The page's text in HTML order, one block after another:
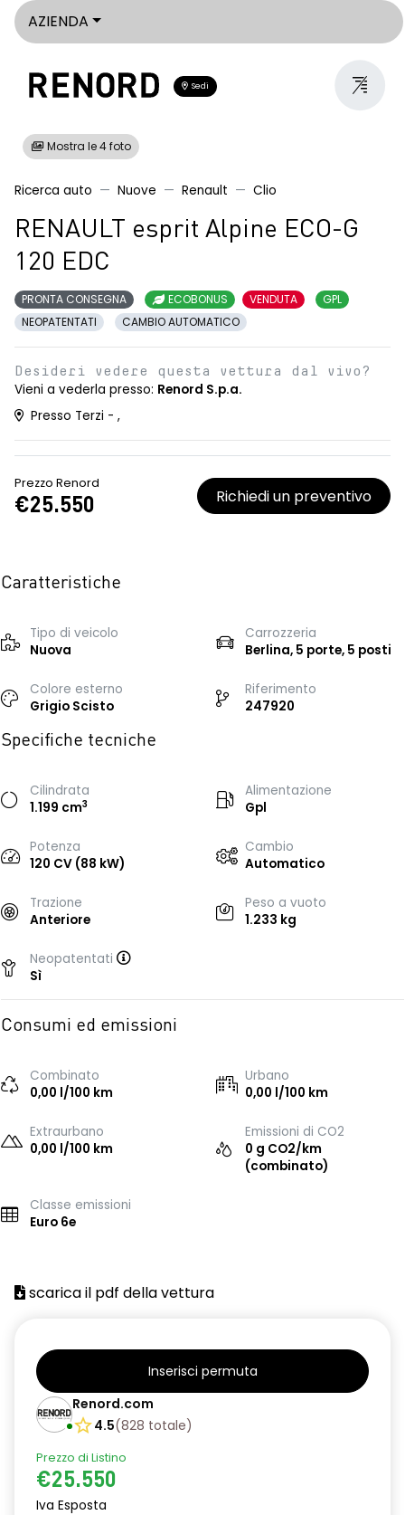
AZIENDA
Sedi
Mostra le 4 foto
Ricerca auto Nuove Renault Clio
RENAULT esprit Alpine ECO-G
120 EDC
PRONTA CONSEGNA ECOBONUS VENDUTA
GPL
NEOPATENTATI
CAMBIO AUTOMATICO
Desideri vedere questa vettura dal vivo?
Vieni a vederla presso: Renord S.p.a.
Presso Terzi - ,
Prezzo Renord
€25.550 Richiedi un preventivo
Caratteristiche
Tipo di veicolo
Nuova
Carrozzeria
Berlina, 5 porte, 5 posti
Colore esterno
Grigio Scisto
Riferimento
247920
Specifiche tecniche
Cilindrata
1.199 cm3
Alimentazione
Gpl
Potenza
120 CV (88 kW)
Cambio
Automatico
Trazione
Anteriore
Peso a vuoto
1.233 kg
Neopatentati
Sì
Consumi ed emissioni
Combinato
0,00 l/100 km
Urbano
0,00 l/100 km
Extraurbano
0,00 l/100 km
Emissioni di CO2
0 g CO2/km
(combinato)
Classe emissioni
Euro 6e
scarica il pdf della vettura
Inserisci permuta
Renord.com
4.5(828 totale)
Prezzo di Listino
€25.550
Iva Esposta